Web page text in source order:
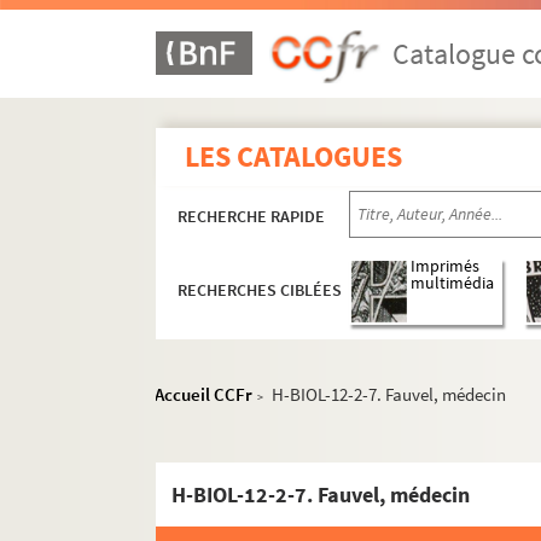
Catalogue
LES CATALOGUES
RECHERCHE RAPIDE
RECHERCHES CIBLÉES
Imprimés
multimédia
Accueil CCFr > H-BIOL-12-2-7. Fauvel, médecin
H-BIOL-12-2-7. Fauvel, médecin
H-BIOL. Biographies de personnages lillois
H-BIOL-4. Carlez à Colpaert
H-BIOL-5. Collin à Darcy